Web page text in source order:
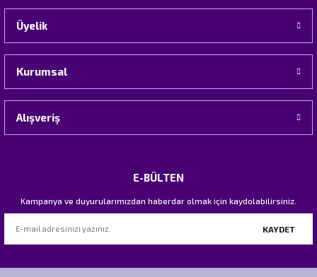
Üyelik
Kurumsal
Alışveriş
E-BÜLTEN
Kampanya ve duyurularımızdan haberdar olmak için kaydolabilirsiniz.
KAYDET